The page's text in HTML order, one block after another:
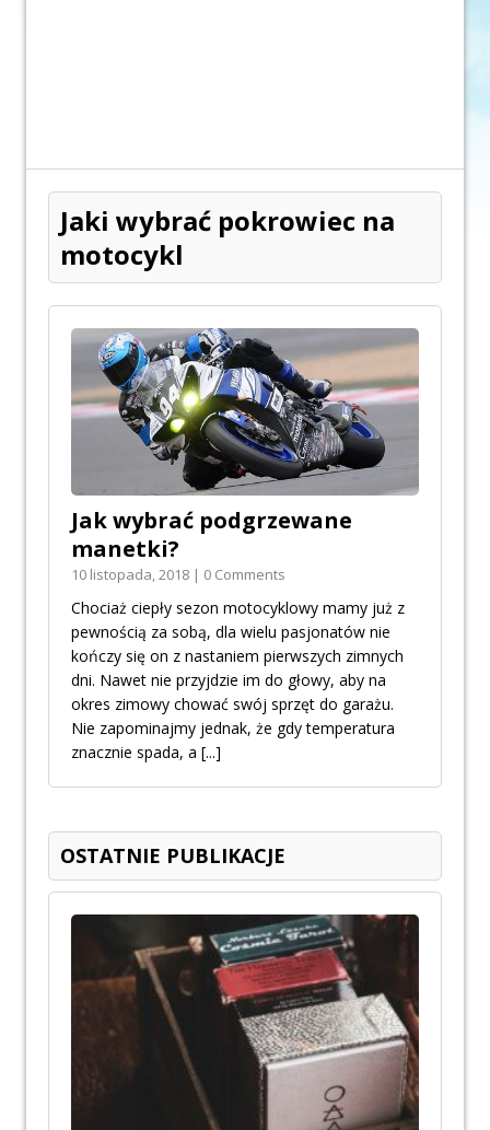
Jaki wybrać pokrowiec na
motocykl
Jak wybrać podgrzewane
manetki?
10 listopada, 2018 | 0 Comments
Chociaż ciepły sezon motocyklowy mamy już z
pewnością za sobą, dla wielu pasjonatów nie
kończy się on z nastaniem pierwszych zimnych
dni. Nawet nie przyjdzie im do głowy, aby na
okres zimowy chować swój sprzęt do garażu.
Nie zapominajmy jednak, że gdy temperatura
znacznie spada, a [...]
OSTATNIE PUBLIKACJE